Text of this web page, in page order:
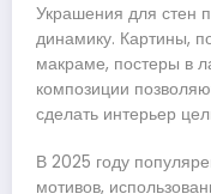
Украшения для стен
динамику. Картины,
макраме, постеры в
композиции
сделать интерьер
В 2025 году
мотивов,